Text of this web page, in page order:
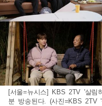
[서울=뉴시스] KBS 2TV '살
분 방송된다. (사진=KBS 2TV